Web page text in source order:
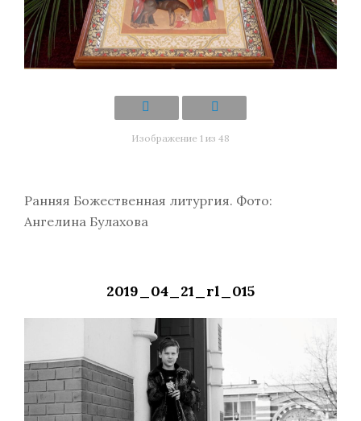
Изображение 1 из 48
Ранняя Божественная литургия. Фото:
Ангелина Булахова
2019_04_21_rl_015